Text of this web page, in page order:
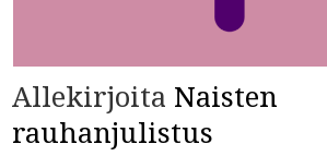
Allekirjoita Naisten
rauhanjulistus